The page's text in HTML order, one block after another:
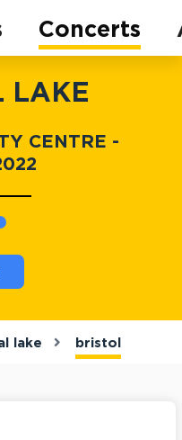
Concerts
LAKE
CENTRE -
lake bristol